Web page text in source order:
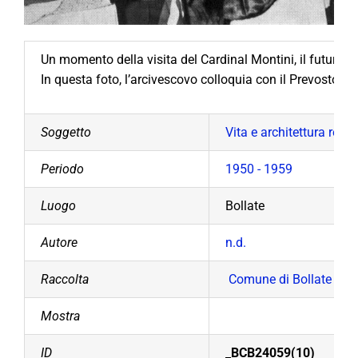
Un momento della visita del Cardinal Montini, il futuro
In questa foto, l’arcivescovo colloquia con il Prevosto,
Soggetto Vita e architettura
Periodo 1950 - 1959
Luogo Bollate
Autore n.d.
Raccolta Comune di Bollate
Mostra
ID _BCB24059(10)